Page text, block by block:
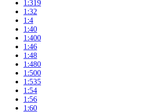
1:319
1:32
1:4
1:40
1:400
1:46
1:48
1:480
1:500
1:535
1:54
1:56
1:60